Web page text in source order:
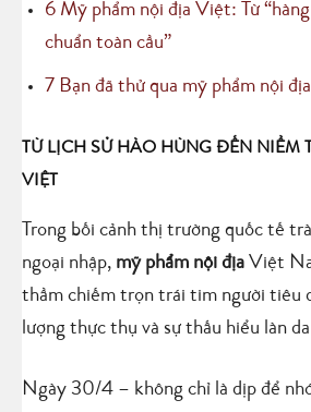
6 Mỹ phẩm nội địa Việt: Từ
chuẩn toàn cầu”
7 Bạn đã thử qua mỹ phẩm nội
TỪ LỊCH SỬ HÀO HÙNG ĐẾN NIỀM
VIỆT
Trong bối cảnh thị trường quốc tế
ngoại nhập, mỹ phẩm nội địa Việt
thầm chiếm trọn trái tim người tiêu
lượng thực thụ và sự thấu hiểu làn
Ngày 30/4 – không chỉ là dịp để